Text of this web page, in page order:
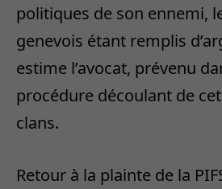
politiques de son ennemi,
genevois étant remplis
estime l’avocat, prévenu
procédure découlant de
clans.
Retour à la plainte de la